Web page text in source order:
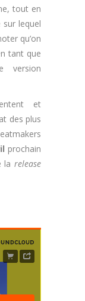
tout en
lequel
qu’on
tant que
version
et
des plus
prochain
la release